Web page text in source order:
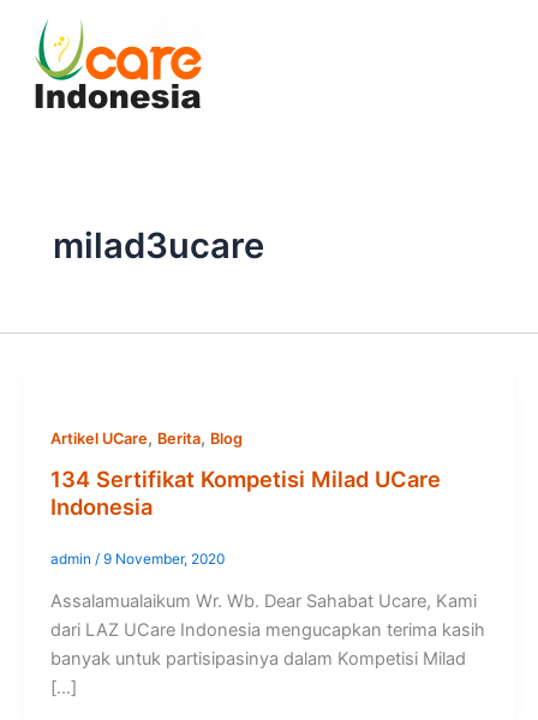
content
milad3ucare
Artikel UCare, Berita, Blog
134 Sertifikat Kompetisi Milad UCare
Indonesia
admin / 9 November, 2020
Assalamualaikum Wr. Wb. Dear Sahabat Ucare, Kami
dari LAZ UCare Indonesia mengucapkan terima kasih
banyak untuk partisipasinya dalam Kompetisi Milad
[…]